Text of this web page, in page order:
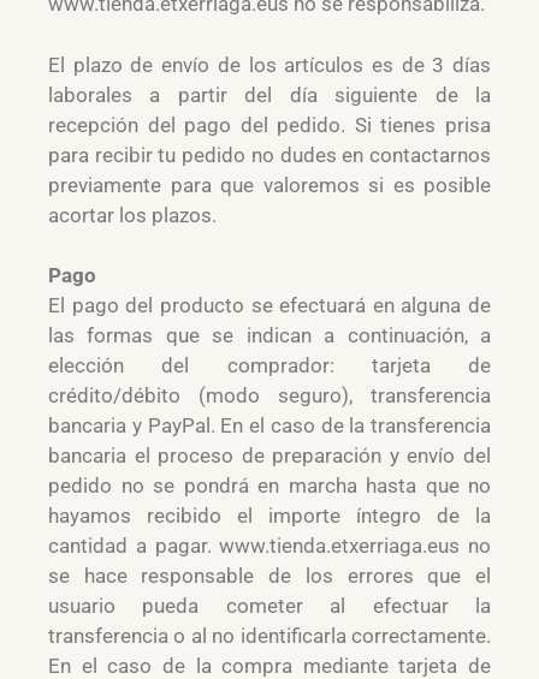
El plazo de envío de los artículos es de 3 días
laborales a partir del día siguiente de la
recepción del pago del pedido. Si tienes prisa
para recibir tu pedido no dudes en contactarnos
previamente para que valoremos si es posible
acortar los plazos.
Pago
El pago del producto se efectuará en alguna de
las formas que se indican a continuación, a
elección del comprador: tarjeta de
crédito/débito (modo seguro), transferencia
bancaria y PayPal. En el caso de la transferencia
bancaria el proceso de preparación y envío del
pedido no se pondrá en marcha hasta que no
hayamos recibido el importe íntegro de la
cantidad a pagar. www.tienda.etxerriaga.eus no
se hace responsable de los errores que el
usuario pueda cometer al efectuar la
transferencia o al no identificarla correctamente.
En el caso de la compra mediante tarjeta de